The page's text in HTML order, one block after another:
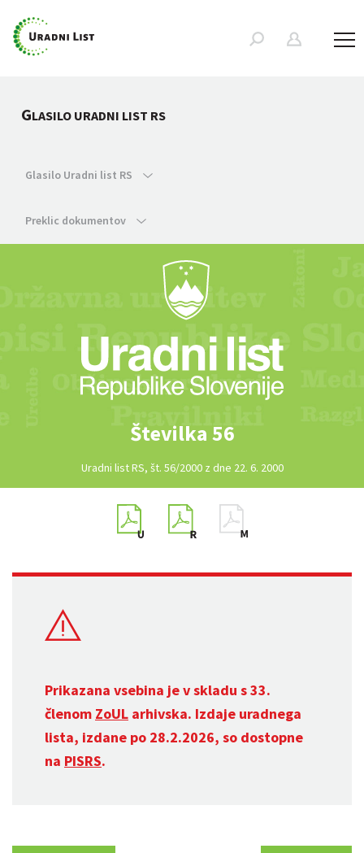
GLASILO URADNI LIST RS
Glasilo Uradni list RS
Preklic dokumentov
Številka 56
Uradni list RS, št. 56/2000 z dne 22. 6. 2000
Prikazana vsebina je v skladu s 33.
členom ZoUL arhivska. Izdaje uradnega
lista, izdane po 28.2.2026, so dostopne
na PISRS.